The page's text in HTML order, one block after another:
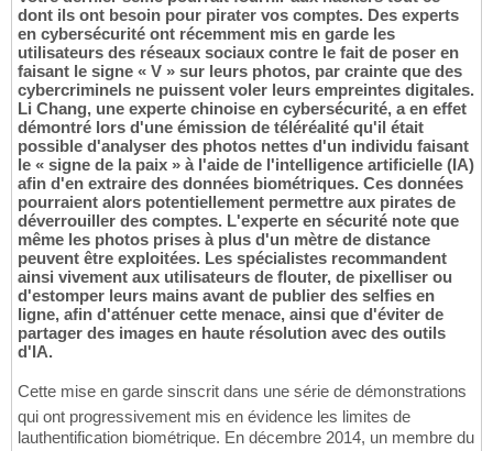
dont ils ont besoin pour pirater vos comptes. Des experts
en cybersécurité ont récemment mis en garde les
utilisateurs des réseaux sociaux contre le fait de poser en
faisant le signe « V » sur leurs photos, par crainte que des
cybercriminels ne puissent voler leurs empreintes digitales.
Li Chang, une experte chinoise en cybersécurité, a en effet
démontré lors d'une émission de téléréalité qu'il était
possible d'analyser des photos nettes d'un individu faisant
le « signe de la paix » à l'aide de l'intelligence artificielle (IA)
afin d'en extraire des données biométriques. Ces données
pourraient alors potentiellement permettre aux pirates de
déverrouiller des comptes. L'experte en sécurité note que
même les photos prises à plus d'un mètre de distance
peuvent être exploitées. Les spécialistes recommandent
ainsi vivement aux utilisateurs de flouter, de pixelliser ou
d'estomper leurs mains avant de publier des selfies en
ligne, afin d'atténuer cette menace, ainsi que d'éviter de
partager des images en haute résolution avec des outils
d'IA.
Cette mise en garde sinscrit dans une série de démonstrations
qui ont progressivement mis en évidence les limites de
lauthentification biométrique. En décembre 2014, un membre du